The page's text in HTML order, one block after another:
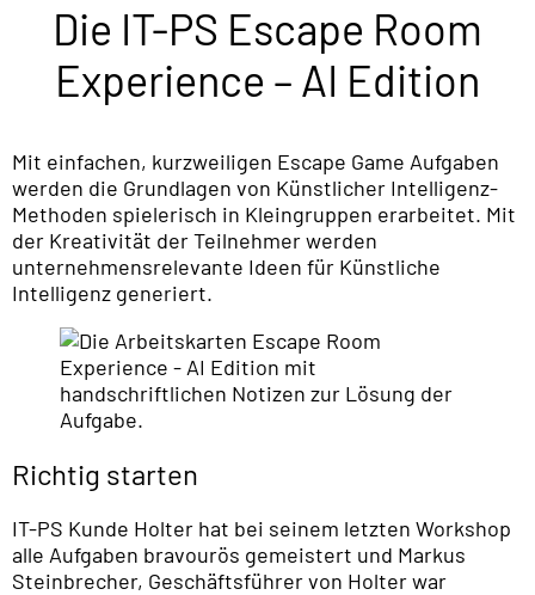
Die IT-PS Escape Room
Experience – AI Edition
Mit einfachen, kurzweiligen Escape Game Aufgaben
werden die Grundlagen von Künstlicher Intelligenz-
Methoden spielerisch in Kleingruppen erarbeitet. Mit
der Kreativität der Teilnehmer werden
unternehmensrelevante Ideen für Künstliche
Intelligenz generiert.
Richtig starten
IT-PS Kunde Holter hat bei seinem letzten Workshop
alle Aufgaben bravourös gemeistert und Markus
Steinbrecher, Geschäftsführer von Holter war